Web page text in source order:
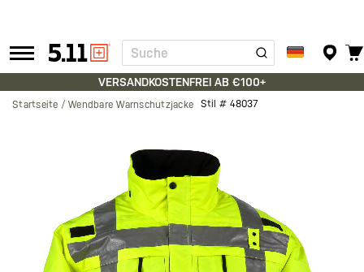
Tactical
Gear
Suche
VERSANDKOSTENFREI AB €100+
Startseite Wendbare Warnschutzjacke Stil # 48037